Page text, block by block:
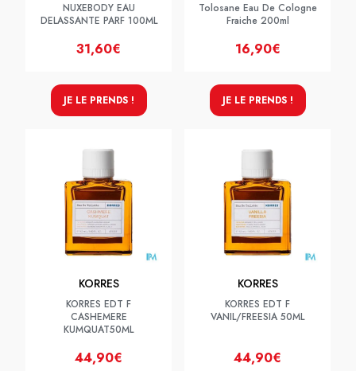
NUXEBODY EAU
DELASSANTE PARF 100ML
31,60€
JE LE PRENDS !
Tolosane Eau De Cologne
Fraiche 200ml
16,90€
JE LE PRENDS !
KORRES
KORRES EDT F
CASHEMERE
KUMQUAT50ML
44,90€
KORRES
KORRES EDT F
VANIL/FREESIA 50ML
44,90€